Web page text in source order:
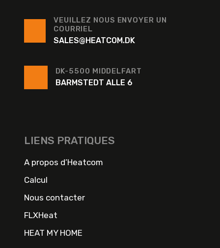
VEUILLEZ NOUS ENVOYER UN
COURRIEL
SALES@HEATCOM.DK
DK-5500 MIDDELFART
BARMSTEDT ALLE 6
LIENS PRATIQUES
A propos d’Heatcom
Calcul
Nous contacter
FLXHeat
HEAT MY HOME